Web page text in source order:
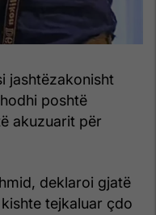
jashtëzakonisht
poshtë
akuzuarit për
deklaroi gjatë
tejkaluar çdo